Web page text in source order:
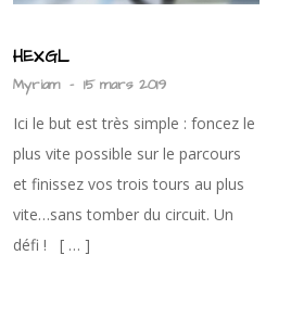
HEXGL
Myriam - 15 mars 2019
Ici le but est très simple : foncez le
plus vite possible sur le parcours
et finissez vos trois tours au plus
vite…sans tomber du circuit. Un
défi ! [ … ]